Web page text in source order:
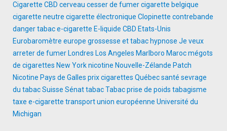
Cigarette CBD cerveau cesser de fumercigarette belgique
cigarette neutre cigarette électronique Clopinette contrebande
danger tabace-cigarette E-liquide CBD Etats-Unis
Eurobaromètre europe grossesse et tabac hypnose Je veux
arreter de fumer Londres Los Angeles Marlboro Marocmégots
de cigarettes New Yorknicotine Nouvelle-Zélande Patch
Nicotine Pays de Galles prix cigarettes Québecsanté sevrage
du tabacSuisse SénattabacTabac prise de poids tabagisme
taxe e-cigarette transportunion européenne Université du
Michigan